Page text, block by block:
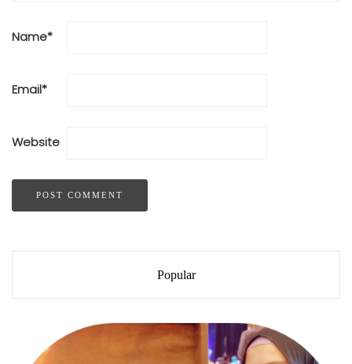
Name*
Email*
Website
Popular